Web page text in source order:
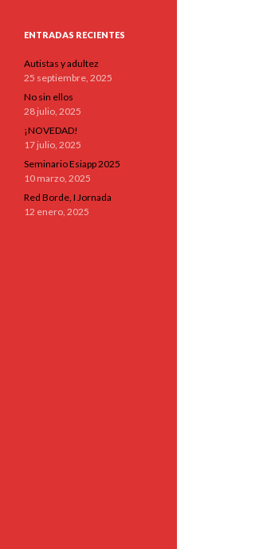
ENTRADAS RECIENTES
Autistas y adultez
25 septiembre, 2025
No sin ellos
28 julio, 2025
¡NOVEDAD!
17 julio, 2025
Seminario Esiapp 2025
10 marzo, 2025
Red Borde, I Jornada
12 enero, 2025